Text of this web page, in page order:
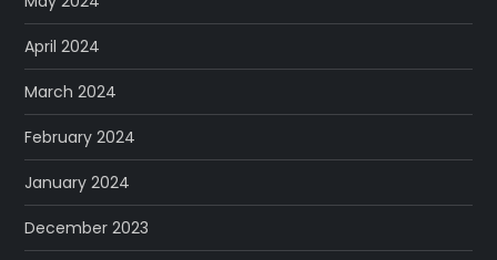
April 2024
March 2024
February 2024
January 2024
December 2023